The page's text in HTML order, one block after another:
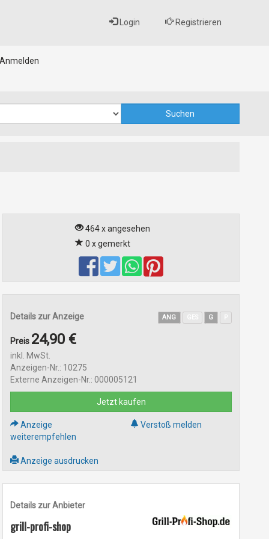
Login Registrieren
Anmelden
464 x angesehen
0 x gemerkt
Details zur Anzeige ANG G
Preis 24,90 €
inkl. MwSt.
Anzeigen-Nr.: 10275
Externe Anzeigen-Nr.: 000005121
Jetzt kaufen
Anzeige
weiterempfehlen
Verstoß melden
Anzeige ausdrucken
Details zur Anbieter
grill-profi-shop